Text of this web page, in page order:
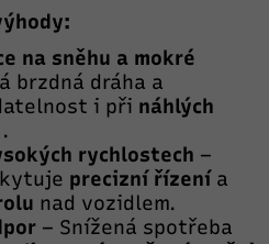
na sněhu a mokré
brzdná dráha a
i při náhlých
rychlostech –
precizní řízenía
nad vozidlem.
– Snížená spotřeba